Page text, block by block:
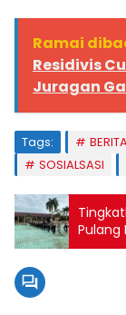
Ramai
Residivis
Juragan
Tags:
SOSIALSASI
Pulang
PBB